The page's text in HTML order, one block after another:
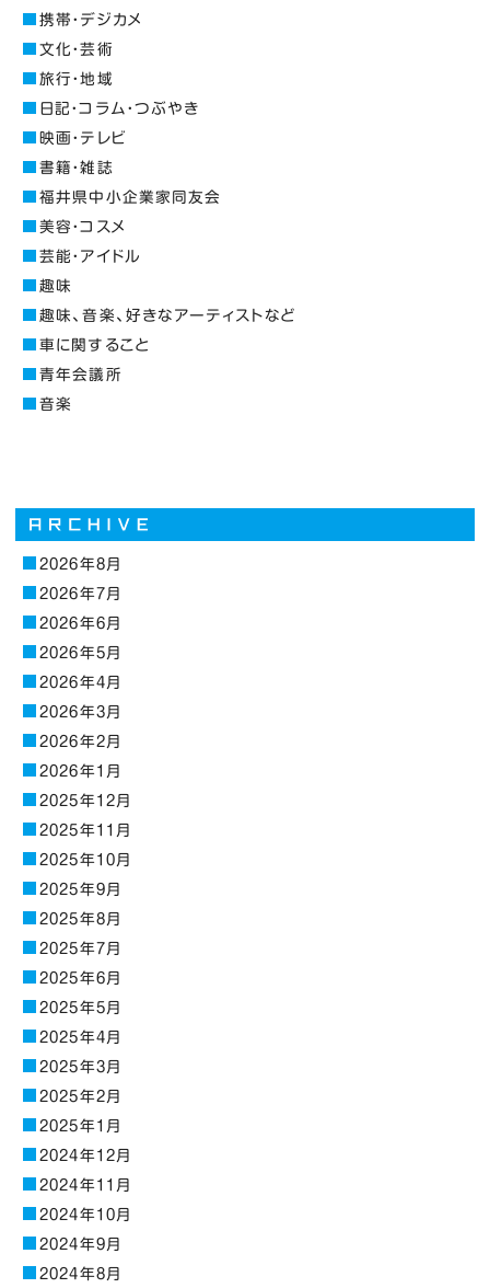
携帯・デジカメ
文化・芸術
旅行・地域
日記・コラム・つぶやき
映画・テレビ
書籍・雑誌
福井県中小企業家同友会
美容・コスメ
芸能・アイドル
趣味
趣味、音楽、好きなアーティストなど
車に関すること
青年会議所
音楽
2026年8月
2026年7月
2026年6月
2026年5月
2026年4月
2026年3月
2026年2月
2026年1月
2025年12月
2025年11月
2025年10月
2025年9月
2025年8月
2025年7月
2025年6月
2025年5月
2025年4月
2025年3月
2025年2月
2025年1月
2024年12月
2024年11月
2024年10月
2024年9月
2024年8月